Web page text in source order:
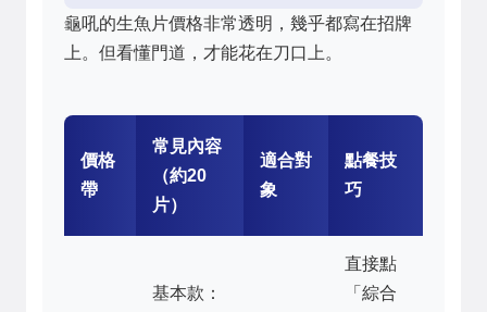
龜吼的生魚片價格非常透明，幾乎都寫在招牌
上。但看懂門道，才能花在刀口上。
價格
帶
常見內容
（約20
片）
適合對
象
點餐技
巧
基本款：
直接點
「綜合